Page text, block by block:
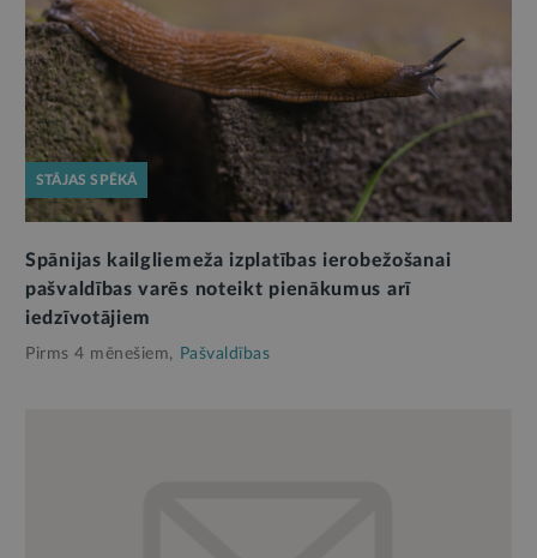
STĀJAS SPĒKĀ
Spānijas kailgliemeža izplatības ierobežošanai
pašvaldības varēs noteikt pienākumus arī
iedzīvotājiem
Pirms 4 mēnešiem, Pašvaldības